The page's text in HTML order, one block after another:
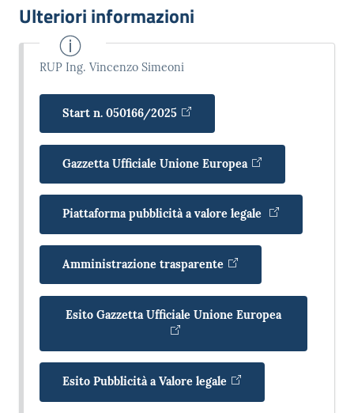
Ulteriori informazioni
RUP Ing. Vincenzo Simeoni
Start n. 050166/2025
Gazzetta Ufficiale Unione Europea
Piattaforma pubblicità a valore legale
Amministrazione trasparente
Esito Gazzetta Ufficiale Unione Europea
Esito Pubblicità a Valore legale